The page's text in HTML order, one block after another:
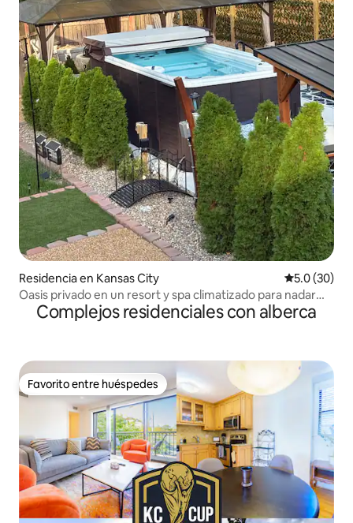
Residencia en Kansas City Calificación
5.0 (30)
Oasis privado en un resort y spa climatizado para nadar
durante todo el año
Complejos residenciales con alberca
Favorito entre huéspedes
Favorito entre huéspedes